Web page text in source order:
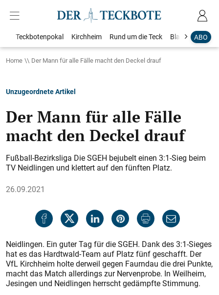
ABO
Teckbotenpokal Kirchheim Rund um die Teck Blaulicht
Home Der Mann für alle Fälle macht den Deckel drauf
Unzugeordnete Artikel
Der Mann für alle Fälle
macht den Deckel drauf
Fußball-Bezirksliga Die SGEH bejubelt einen 3:1-Sieg beim
TV Neidlingen und klettert auf den fünften Platz.
26.09.2021
Neidlingen. Ein guter Tag für die SGEH. Dank des 3:1-Sieges
hat es das Hardtwald-Team auf Platz fünf geschafft. Der
VfL Kirchheim holte derweil gegen Faurndau die drei Punkte,
macht das Match allerdings zur Nervenprobe. In Weilheim,
Jesingen und Neidlingen herrscht gedämpfte Stimmung.